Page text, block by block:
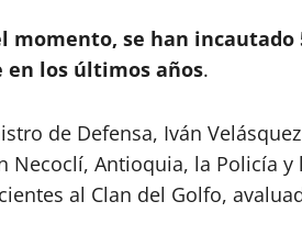
momento, se han incautado
en los últimos años.
de Defensa, Iván
Necoclí, Antioquia, la Policía y
al Clan del Golfo,